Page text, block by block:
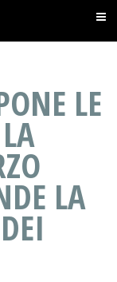
LE
LA